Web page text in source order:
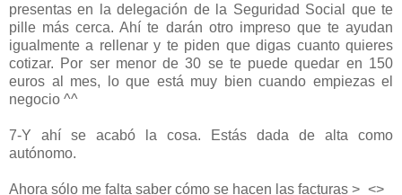
presentas en la delegación de la Seguridad Social que te
pille más cerca. Ahí te darán otro impreso que te ayudan
igualmente a rellenar y te piden que digas cuanto quieres
cotizar. Por ser menor de 30 se te puede quedar en 150
euros al mes, lo que está muy bien cuando empiezas el
negocio ^^
7-Y ahí se acabó la cosa. Estás dada de alta como
autónomo.
Ahora sólo me falta saber cómo se hacen las facturas >_<>